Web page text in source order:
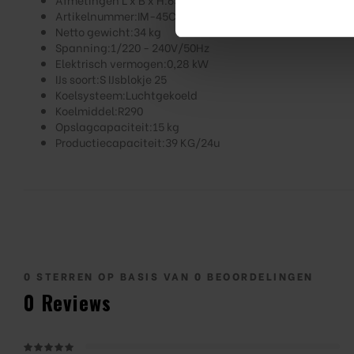
Artikelnummer:IM-45CNE-HC-25
Netto gewicht:34 kg
Spanning:1/220 - 240V/50Hz
Elektrisch vermogen:0,28 kW
IJs soort:S IJsblokje 25
Koelsysteem:Luchtgekoeld
Koelmiddel:R290
Opslagcapaciteit:15 kg
Productiecapaciteit:39 KG/24u
0 STERREN OP BASIS VAN 0 BEOORDELINGEN
0 Reviews